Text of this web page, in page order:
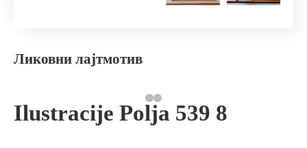
Ликовни лајтмотив
Ilustracije Polja 539 8